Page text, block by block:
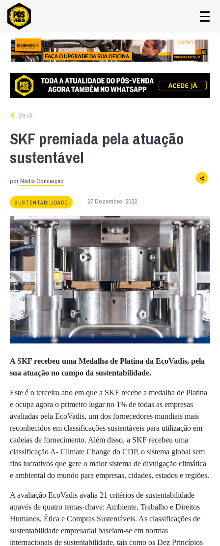
Back
SKF premiada pela atuação
sustentável
porNádia Conceição
SUSTENTABILIDADE 27 Dezembro, 2022
A SKF recebeu uma Medalha de Platina da EcoVadis, pela
sua atuação no campo da sustentabilidade.
Este é o terceiro ano em que a SKF recebe a medalha de Platina
e ocupa agora o primeiro lugar no 1% de todas as empresas
avaliadas pela EcoVadis, um dos fornecedores mundiais mais
reconhecidos em classificações sustentáveis para utilização em
cadeias de fornecimento. Além disso, a SKF recebeu uma
classificação A- Climate Change do CDP, o sistema global sem
fins lucrativos que gere o maior sistema de divulgação climática
e ambiental do mundo para empresas, cidades, estados e regiões.
A avaliação EcoVadis avalia 21 critérios de sustentabilidade
através de quatro temas-chave: Ambiente, Trabalho e Direitos
Humanos, Ética e Compras Sustentáveis. As classificações de
sustentabilidade empresarial baseiam-se em normas
internacionais de sustentabilidade, tais como os Dez Princípios